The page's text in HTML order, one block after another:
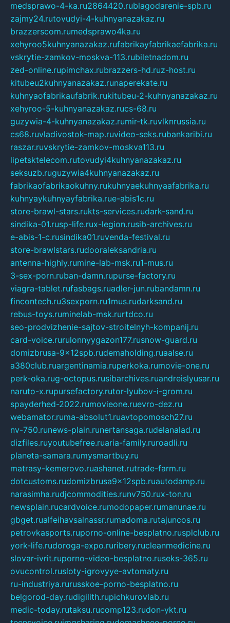
medsprawo-4-ka.ru2864420.rublagodarenie-spb.ru
zajmy24.rutovudyi-4-kuhnyanazakaz.ru
brazzerscom.rumedsprawo4ka.ru
xehyroo5kuhnyanazakaz.rufabrikayfabrikaefabrika.ru
vskrytie-zamkov-moskva-113.rubiletnadom.ru
zed-online.rupimchax.rubrazzers-hd.ruz-host.ru
kitubeu2kuhnyanazakaz.runaperekate.ru
kuhnyaofabrikaufabrik.rukitubeu-2-kuhnyanazakaz.ru
xehyroo-5-kuhnyanazakaz.rucs-68.ru
guzywia-4-kuhnyanazakaz.rumir-tk.ruvlknrussia.ru
cs68.ruvladivostok-map.ruvideo-seks.rubankaribi.ru
raszar.ruvskrytie-zamkov-moskva113.ru
lipetsktelecom.rutovudyi4kuhnyanazakaz.ru
seksuzb.ruguzywia4kuhnyanazakaz.ru
fabrikaofabrikaokuhny.rukuhnyaekuhnyaafabrika.ru
kuhnyaykuhnyayfabrika.rue-abis1c.ru
store-brawl-stars.rukts-services.rudark-sand.ru
sindika-01.rusp-life.rux-legion.rusib-archives.ru
e-abis-1-c.rusindika01.ruvenda-festival.ru
store-brawlstars.rudooraleksandria.ru
antenna-highly.rumine-lab-msk.ru1-mus.ru
3-sex-porn.ruban-damn.rupurse-factory.ru
viagra-tablet.rufasbags.ruadler-jun.rubandamn.ru
fincontech.ru3sexporn.ru1mus.rudarksand.ru
rebus-toys.ruminelab-msk.rurtdco.ru
seo-prodvizhenie-sajtov-stroitelnyh-kompanij.ru
card-voice.rurulonnyygazon177.rusnow-guard.ru
domizbrusa-9x12spb.rudemaholding.ruaalse.ru
a380club.ruargentinamia.ruperkoka.rumovie-one.ru
perk-oka.rug-octopus.rusibarchives.ruandreislyusar.ru
naruto-x.rupursefactory.rutor-lyubov-i-grom.ru
spayderhed-2022.rumovieone.ruevro-dez.ru
webamator.ruma-absolut1.ruavtopomosch27.ru
nv-750.runews-plain.runertansaga.rudelanalad.ru
dizfiles.ruyoutubefree.ruaria-family.ruroadli.ru
planeta-samara.rumysmartbuy.ru
matrasy-kemerovo.ruashanet.rutrade-farm.ru
dotcustoms.rudomizbrusa9x12spb.ruautodamp.ru
narasimha.rudjcommodities.runv750.rux-ton.ru
newsplain.rucardvoice.rumodopaper.rumanunae.ru
gbget.rualfeihavsalnassr.rumadoma.rutajuncos.ru
petrovkasports.ruporno-online-besplatno.rusplclub.ru
york-life.rudoroga-expo.ruribery.rucleanmedicine.ru
slovar-ivrit.ruporno-video-besplatno.ruseks-365.ru
ovucontrol.rusloty-igrovyye-avtomaty.ru
ru-industriya.rurusskoe-porno-besplatno.ru
belgorod-day.rudigilith.rupichkurovlab.ru
medic-today.rutaksu.rucomp123.rudon-ykt.ru